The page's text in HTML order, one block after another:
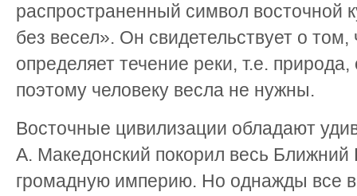
распространенный символ восточной
без весел». Он свидетельствует о том,
определяет течение реки, т.е.
поэтому человеку весла не нужны.
Восточные цивилизации обладают
А. Македонский покорил весь Ближний
громадную империю. Но однажды все